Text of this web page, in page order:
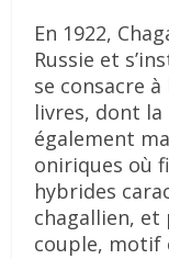
En 1922,
Russie et
se consacre
livres, dont la
également
oniriques où
hybrides
chagallien, et
couple, motif